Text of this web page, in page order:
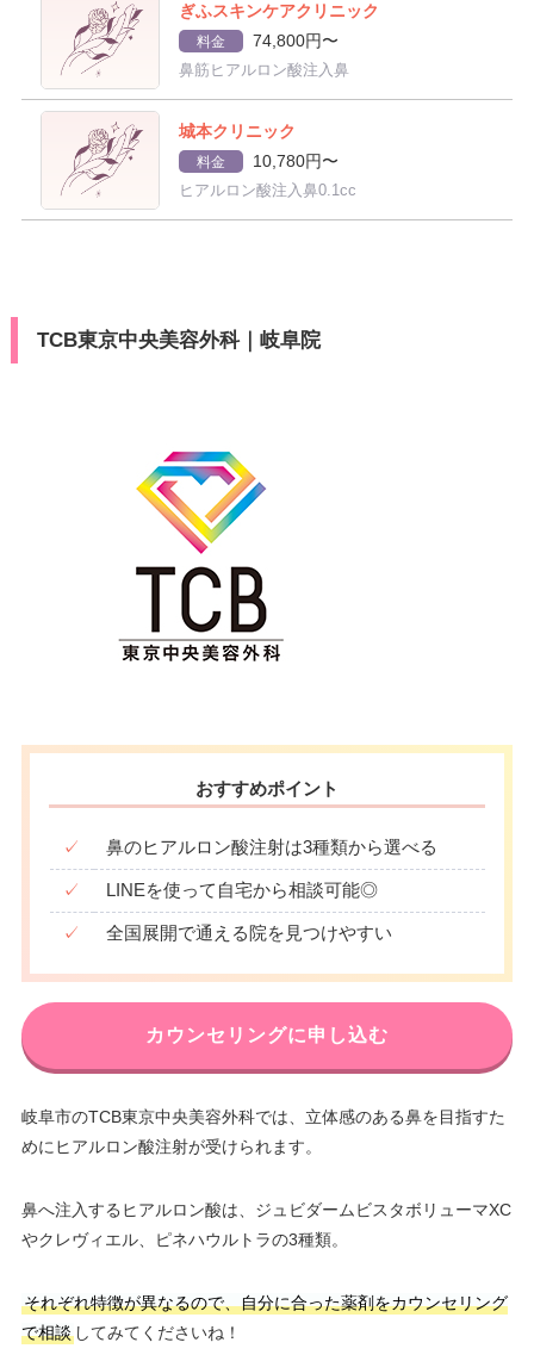
ぎふスキンケアクリニック
料金 74,800円〜
鼻筋ヒアルロン酸注入鼻
城本クリニック
料金 10,780円〜
ヒアルロン酸注入鼻0.1cc
TCB東京中央美容外科｜岐阜院
おすすめポイント
✓ 鼻のヒアルロン酸注射は3種類から選べる
✓ LINEを使って自宅から相談可能◎
✓ 全国展開で通える院を見つけやすい
カウンセリングに申し込む
岐阜市のTCB東京中央美容外科では、立体感のある鼻を目指すた
めにヒアルロン酸注射が受けられます。
鼻へ注入するヒアルロン酸は、ジュビダームビスタボリューマXC
やクレヴィエル、ピネハウルトラの3種類。
それぞれ特徴が異なるので、自分に合った薬剤をカウンセリング
で相談してみてくださいね！